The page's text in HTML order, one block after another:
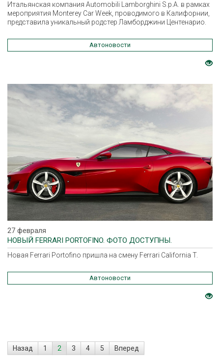
Итальянская компания Automobili Lamborghini S.p.A. в рамках
мероприятия Monterey Car Week, проводимого в Калифорнии,
представила уникальный родстер Ламборджини Центенарио.
Автоновости
27 февраля
НОВЫЙ FERRARI PORTOFINO. ФОТО ДОСТУПНЫ.
Новая Ferrari Portofino пришла на смену Ferrari California T.
Автоновости
Назад 1 2 3 4 5 Вперед